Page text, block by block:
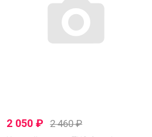
2 050 ₽ 2 460₽